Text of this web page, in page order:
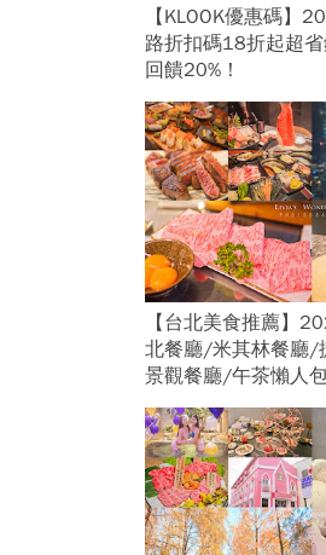
【KLOOK優惠碼】
路折扣碼18折起超
回饋20%！
【台北美食推薦】
北餐廳/米其林餐廳/
景觀餐廳/午茶懶人